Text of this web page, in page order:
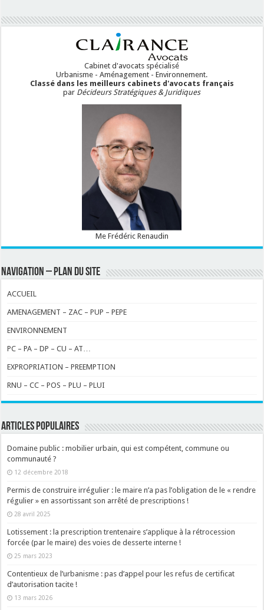
Cabinet d'avocats spécialisé
Urbanisme - Aménagement - Environnement.
Classé dans les meilleurs cabinets d'avocats français
par Décideurs Stratégiques & Juridiques
Me Frédéric Renaudin
NAVIGATION – PLAN DU SITE
ACCUEIL
AMENAGEMENT – ZAC – PUP – PEPE
ENVIRONNEMENT
PC – PA – DP – CU – AT…
EXPROPRIATION – PREEMPTION
RNU – CC – POS – PLU – PLUI
ARTICLES POPULAIRES
Domaine public : mobilier urbain, qui est compétent, commune ou
communauté ?
12 décembre 2018
Permis de construire irrégulier : le maire n’a pas l’obligation de le « rendre
régulier » en assortissant son arrêté de prescriptions !
28 avril 2025
Lotissement : la prescription trentenaire s’applique à la rétrocession
forcée (par le maire) des voies de desserte interne !
25 mars 2023
Contentieux de l’urbanisme : pas d’appel pour les refus de certificat
d’autorisation tacite !
13 mars 2026